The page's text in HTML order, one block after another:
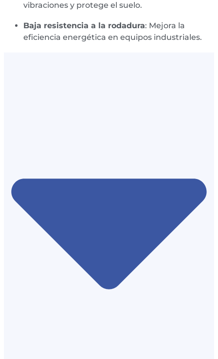
vibraciones y protege el suelo.
Baja resistencia a la rodadura: Mejora la
eficiencia energética en equipos industriales.